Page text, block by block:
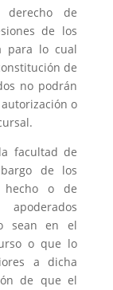
derecho de
de los
para lo cual
de
no podrán
o
facultad de
de los
hecho o de
sean en el
o que lo
a dicha
de que el